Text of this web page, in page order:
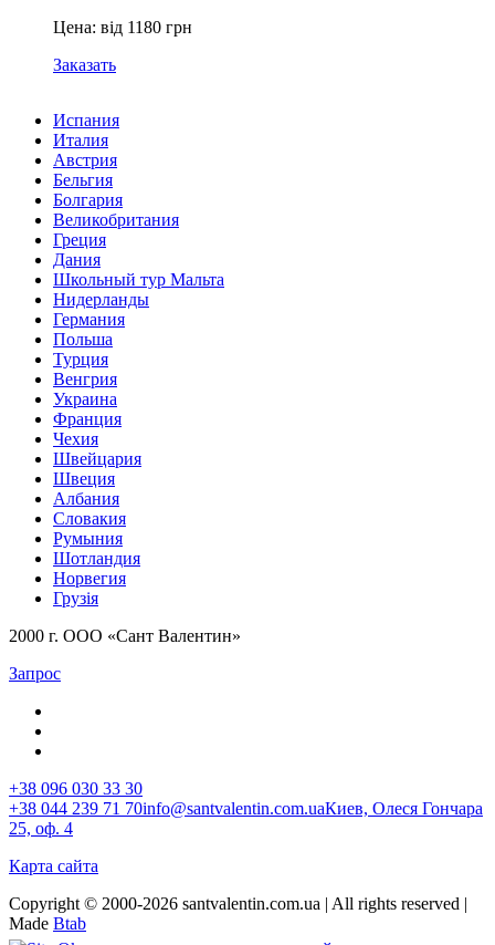
Цена: від 1180 грн
Заказать
Испания
Италия
Австрия
Бельгия
Болгария
Великобритания
Греция
Дания
Школьный тур Мальта
Нидерланды
Германия
Польша
Турция
Венгрия
Украина
Франция
Чехия
Швейцария
Швеция
Албания
Словакия
Румыния
Шотландия
Норвегия
Грузія
2000 г. ООО «Сант Валентин»
Запрос
+38 096 030 33 30
+38 044 239 71 70info@santvalentin.com.uaКиев, Олеся Гончара
25, оф. 4
Карта сайта
Copyright © 2000-2026 santvalentin.com.ua | All rights reserved |
Made Btab